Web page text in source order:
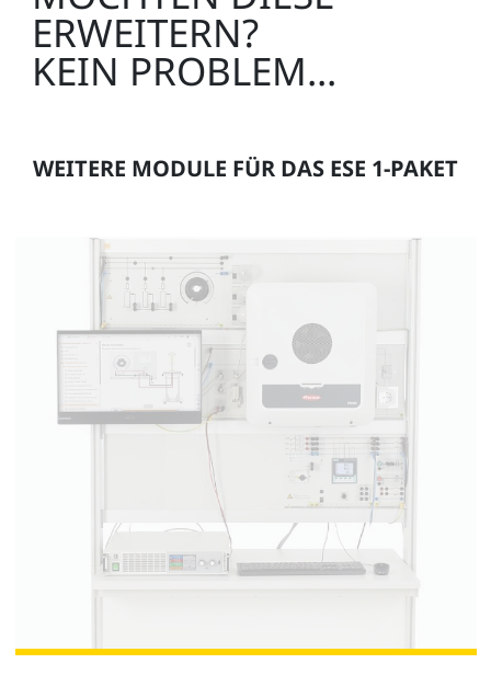
ERWEITERN?
KEIN PROBLEM...
WEITERE MODULE FÜR DAS ESE 1-PAKET